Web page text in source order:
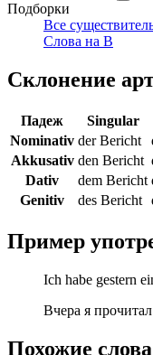
Подборки
Все
Слова на B
Склонение
Падеж Singular
Nominativ der Bericht
Akkusativ den Bericht
Dativ
dem Bericht
Genitiv
des Bericht
Пример
Ich habe gestern
Вчера я
Похожие слова